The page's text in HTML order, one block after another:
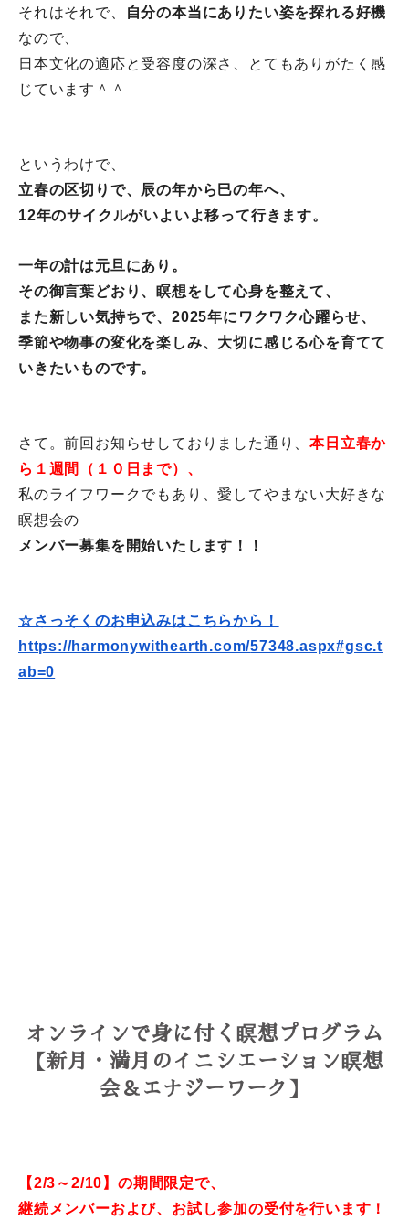
それはそれで、
自分の本当にありたい姿を探れる好機
なので、
日本文化の適応と受容度の深さ、とてもありがたく感
じています＾
＾
というわけで、
立春の区切りで、辰の年から巳の年へ、
12年のサイクルがいよいよ移って行きます。
一年の計は元旦にあり。
その御言葉どおり、瞑想をして心身を整えて、
また新しい気持ちで、2025年にワクワク心躍らせ、
季節や物事の変化を楽しみ、 大切に感じる心を育てて
いきたいものです。
さて。前回お知らせしておりました通り、本日立春か
ら１週間（ １０日まで）、
私のライフワークでもあり、愛してやまない大好きな
瞑想会の
メンバー募集を開始いたします！！
☆さっそくのお申込みはこちらから！
https://harmonywithearth.com/57348.aspx#gsc.t
ab=0
オンラインで身に付く瞑想プログラム
【新月・満月のイニシエーション瞑想
会＆エナジーワーク】
【2/3～2/10】の期間限定で、
継続メンバーおよび、 お試し参加の受付を行います！